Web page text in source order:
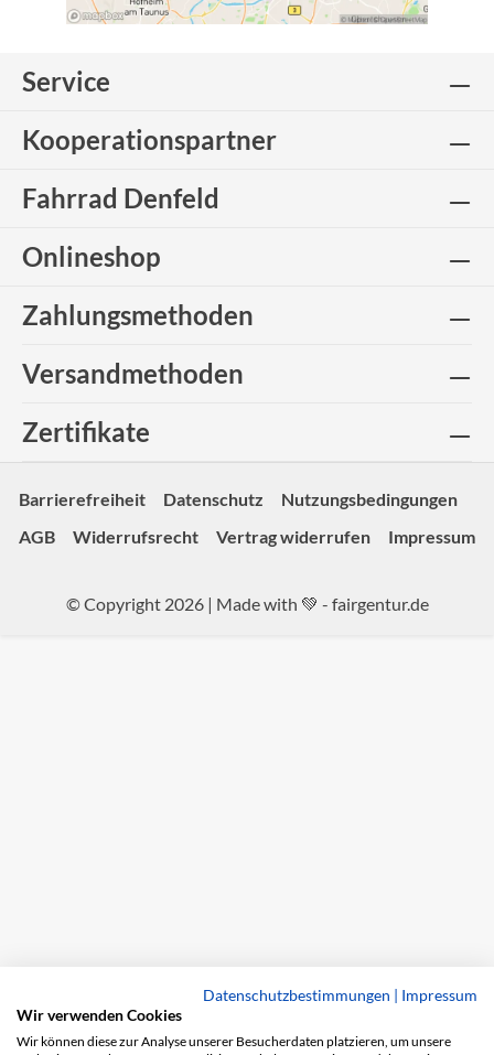
Service
Kooperationspartner
Fahrrad Denfeld
Onlineshop
Zahlungsmethoden
Versandmethoden
Zertifikate
Barrierefreiheit Datenschutz
Nutzungsbedingungen
AGB
Widerrufsrecht Vertrag widerrufen Impressum
© Copyright 2026 | Made with 💚 - fairgentur.de
Datenschutzbestimmungen | Impressum
Wir verwenden Cookies
Wir können diese zur Analyse unserer Besucherdaten platzieren, um unsere